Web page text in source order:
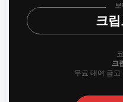
크
크
무료 대여 금